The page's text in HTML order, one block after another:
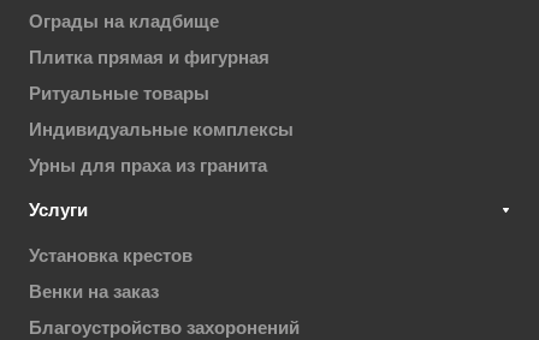
Ограды на кладбище
Плитка прямая и фигурная
Ритуальные товары
Индивидуальные комплексы
Урны для праха из гранита
Услуги
Установка крестов
Венки на заказ
Благоустройство захоронений